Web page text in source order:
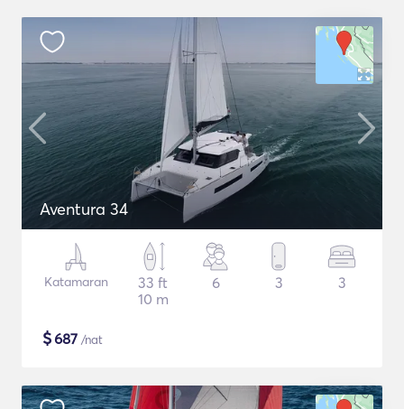
Aventura 34
Katamaran
33 ft
10 m
6 3 3
$687 /nat